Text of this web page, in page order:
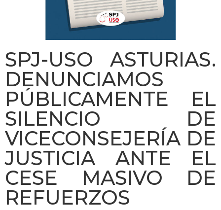
SPJ-USO ASTURIAS.
DENUNCIAMOS
PÚBLICAMENTE EL
SILENCIO DE
VICECONSEJERÍA DE
JUSTICIA ANTE EL
CESE MASIVO DE
REFUERZOS